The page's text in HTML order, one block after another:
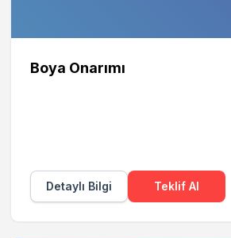
Boya Onarımı
Detaylı Bilgi Teklif Al